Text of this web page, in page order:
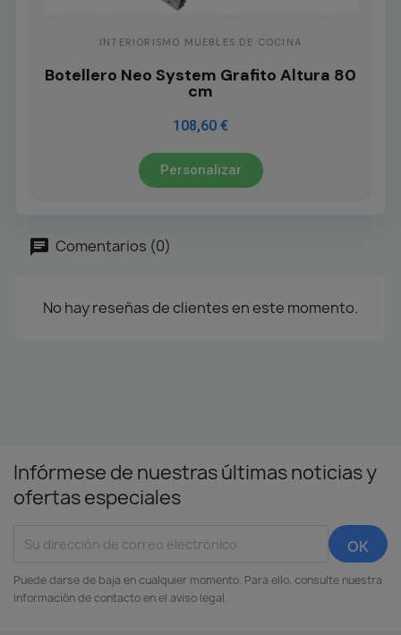
INTERIORISMO MUEBLES DE COCINA
Botellero Neo System Grafito Altura 80
cm
108,60 €
Personalizar
Comentarios (0)
No hay reseñas de clientes en este momento.
Infórmese de nuestras últimas noticias y
ofertas especiales
Puede darse de baja en cualquier momento. Para ello, consulte nuestra
información de contacto en el aviso legal.